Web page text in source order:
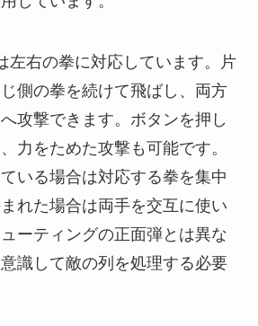
左右の拳に対応しています。片
側の拳を続けて飛ばし、両方
攻撃できます。ボタンを押し
力をためた攻撃も可能です。
いる場合は対応する拳を集中
れた場合は両手を交互に使い
ーティングの正面弾とは異な
識して敵の列を処理する必要